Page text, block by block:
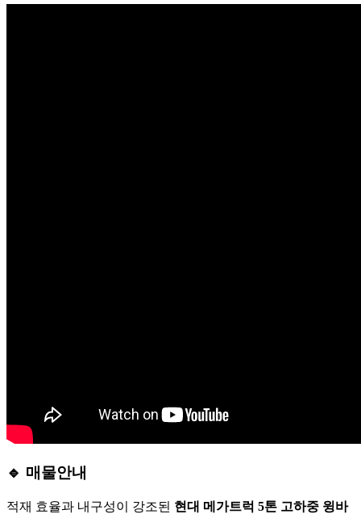
🔹 매물안내
적재 효율과 내구성이 강조된 현대 메가트럭 5톤 고하중 윙바